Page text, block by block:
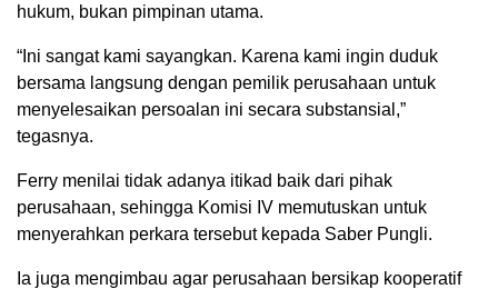
hukum, bukan pimpinan utama.
“Ini sangat kami sayangkan. Karena kami ingin duduk
bersama langsung dengan pemilik perusahaan untuk
menyelesaikan persoalan ini secara substansial,”
tegasnya.
Ferry menilai tidak adanya itikad baik dari pihak
perusahaan, sehingga Komisi IV memutuskan untuk
menyerahkan perkara tersebut kepada Saber Pungli.
Ia juga mengimbau agar perusahaan bersikap kooperatif